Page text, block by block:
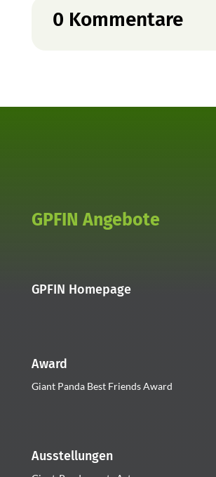
0 Kommentare
GPFIN Angebote
GPFIN Homepage
Award
Giant Panda Best Friends Award
Ausstellungen